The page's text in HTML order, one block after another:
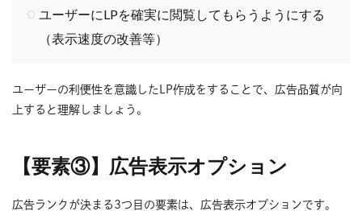
ユーザーにLPを確実に閲覧してもらうようにする
（表示速度の改善等）
ユーザーの利便性を意識したLP作成をすることで、広告品質が向
上すると理解しましょう。
【要素③】広告表示オプション
広告ランクが決まる3つ目の要素は、広告表示オプションです。